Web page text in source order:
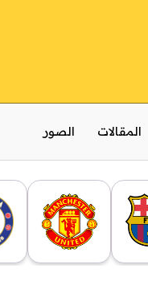
المقالات الصور